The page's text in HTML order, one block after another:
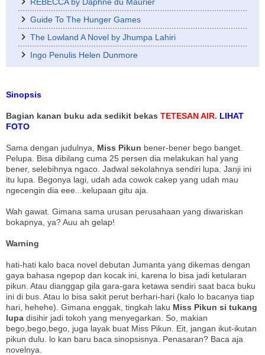
Guide To The Hunger Games
The Lowland A Novel by Jhumpa Lahiri
Ingo Penulis Helen Dunmore
Sinopsis
Bagian kanan buku ada sedikit bekas TETESAN AIR. LIHAT
FOTO
Sama dengan judulnya, Miss Pikun bener-bener bego banget.
Pelupa. Bisa dibilang cuma 25 persen dia melakukan hal yang
bener, selebihnya ngaco. Jadwal sekolahnya sendiri lupa. Janji ini
itu lupa. Begonya lagi, udah ada cowok cakep yang udah mau
ngecengin dia eee...kelupaan gitu aja.
Wah gawat. Gimana sama urusan perusahaan yang diwariskan
bokapnya, ya? Auu ah gelap!
Warning
hati-hati kalo baca novel debutan Jumanta yang dikemas dengan
gaya bahasa ngepop dan kocak ini, karena lo bisa jadi ketularan
pikun. Atau dianggap gila gara-gara ketawa sendiri saat baca buku
ini di bus. Atau lo bisa sakit perut berhari-hari (kalo lo bacanya tiap
hari, hehehe). Gimana enggak, tingkah laku Miss Pikun si tukang
lupa disihir jadi tokoh yang menyegarkan. So, makian
bego,bego,bego, juga layak buat Miss Pikun. Eit, jangan ikut-ikutan
pikun dulu. lo kan baru baca sinopsisnya. Penasaran? Baca aja
novelnya.